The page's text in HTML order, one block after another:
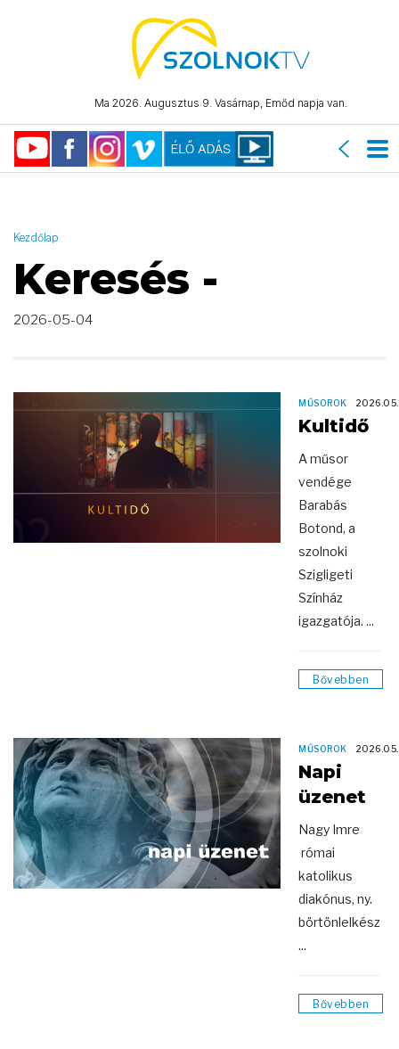
Ma 2026. Augusztus 9. Vasárnap, Emőd napja van.
"2026-05-04 23:59:59" )
Kezdőlap
Keresés -
2026-05-04
MŰSOROK
Kultidő
A műsor
vendége
Barabás
Botond, a
szolnoki
Szigligeti
Színház
igazgatója. ...
Bővebben
MŰSOROK
Napi
üzenet
Nagy Imre
római
katolikus
diakónus, ny.
börtönlelkész
...
Bővebben